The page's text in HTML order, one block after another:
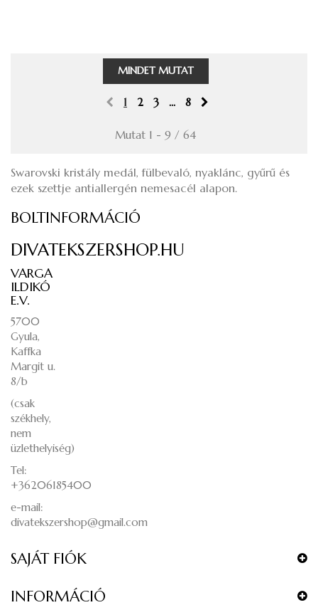
MINDET MUTAT
1 2 3 ... 8
Mutat 1 - 9 / 64
Swarovski kristály medál, fülbevaló, nyaklánc, gyűrű és
ezek szettje antiallergén nemesacél alapon.
BOLTINFORMÁCIÓ
DIVATEKSZERSHOP.HU
VARGA
ILDIKÓ
E.V.
5700
Gyula,
Kaffka
Margit u.
8/b
(csak
székhely,
nem
üzlethelyiség)
Tel:
+36206185400
e-mail:
divatekszershop@gmail.com
SAJÁT FIÓK
INFORMÁCIÓ